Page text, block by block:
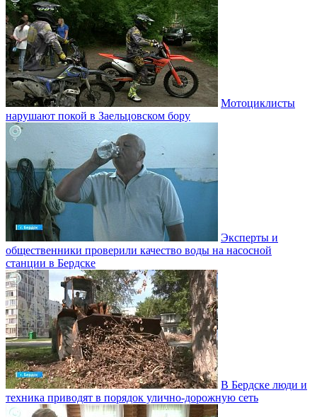
Мотоциклисты
нарушают покой в Заельцовском бору
Эксперты и
общественники проверили качество воды на насосной
станции в Бердске
В Бердске люди и
техника приводят в порядок улично‑дорожную сеть